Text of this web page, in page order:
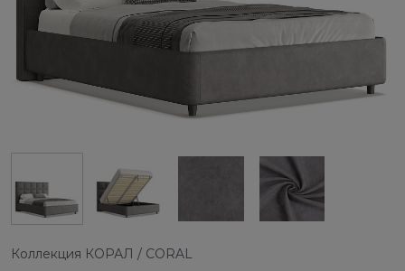
Коллекция КОРАЛ / CORAL